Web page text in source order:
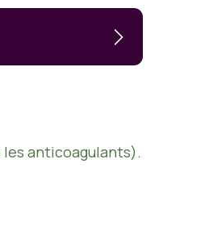
anticoagulants).